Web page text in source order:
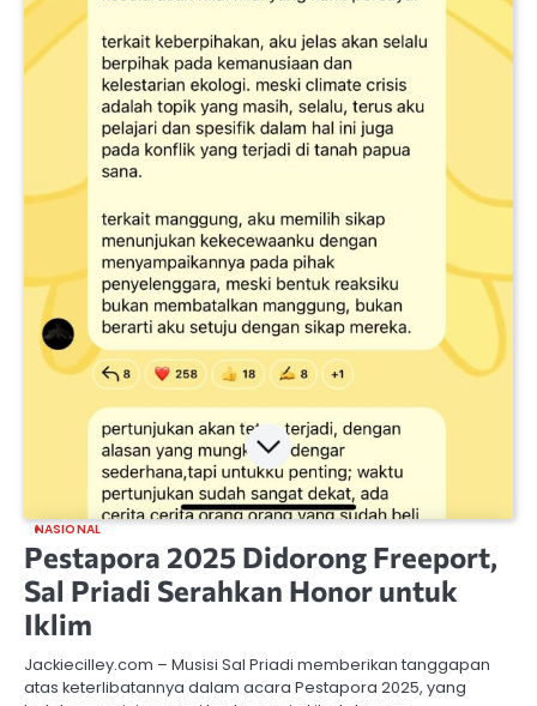
NASIONAL
Pestapora 2025 Didorong Freeport,
Sal Priadi Serahkan Honor untuk
Iklim
Jackiecilley.com – Musisi Sal Priadi memberikan tanggapan
atas keterlibatannya dalam acara Pestapora 2025, yang